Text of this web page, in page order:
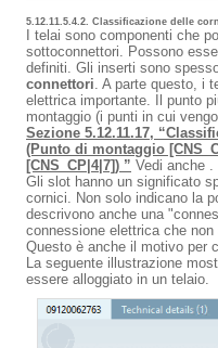
5.12.11.5.4.2. Classificazione delle
I telai sono componenti che
sottoconnettori. Possono
definiti. Gli inserti sono
connettori. A parte questo, i
elettrica importante. Il punto
montaggio (i punti in cui
Sezione 5.12.11.17,
(Punto di montaggio
[CNS_CP|4|7]) ” Vedi anche .
Gli slot hanno un significato
cornici. Non solo indicano la
descrivono anche una
connessione elettrica che
Questo è anche il motivo per
La seguente illustrazione
essere alloggiato in un telaio.